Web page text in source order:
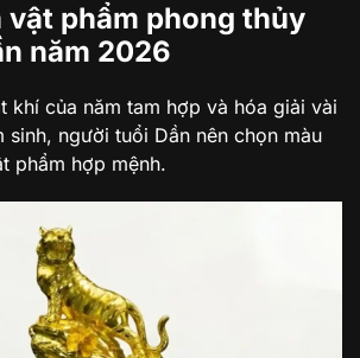
vật phẩm phong thủy
năm 2026
khí của năm tam hợp và hóa giải vài
sinh, người tuổi Dần nên chọn màu
phẩm hợp mệnh.